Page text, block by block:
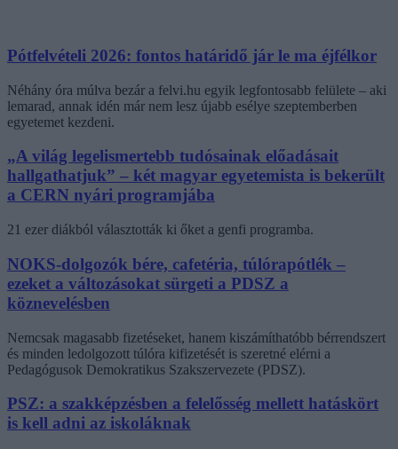
Pótfelvételi 2026: fontos határidő jár le ma éjfélkor
Néhány óra múlva bezár a felvi.hu egyik legfontosabb felülete – aki
lemarad, annak idén már nem lesz újabb esélye szeptemberben
egyetemet kezdeni.
„A világ legelismertebb tudósainak előadásait
hallgathatjuk” – két magyar egyetemista is bekerült
a CERN nyári programjába
21 ezer diákból választották ki őket a genfi programba.
NOKS-dolgozók bére, cafetéria, túlórapótlék –
ezeket a változásokat sürgeti a PDSZ a
köznevelésben
Nemcsak magasabb fizetéseket, hanem kiszámíthatóbb bérrendszert
és minden ledolgozott túlóra kifizetését is szeretné elérni a
Pedagógusok Demokratikus Szakszervezete (PDSZ).
PSZ: a szakképzésben a felelősség mellett hatáskört
is kell adni az iskoláknak